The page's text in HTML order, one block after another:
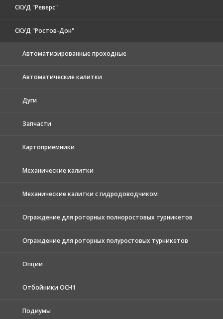
СКУД "Реверс"
СКУД "Ростов-Дон"
Автоматизированные проходные
Автоматические калитки
Дуги
Запчасти
Картоприемники
Механические калитки
Механические калитки с гидродоводчиком
Ограждение для роторных полноростовых турникетов
Ограждение для роторных полуростовых турникетов
Опции
Отбойники ОСН1
Подиумы